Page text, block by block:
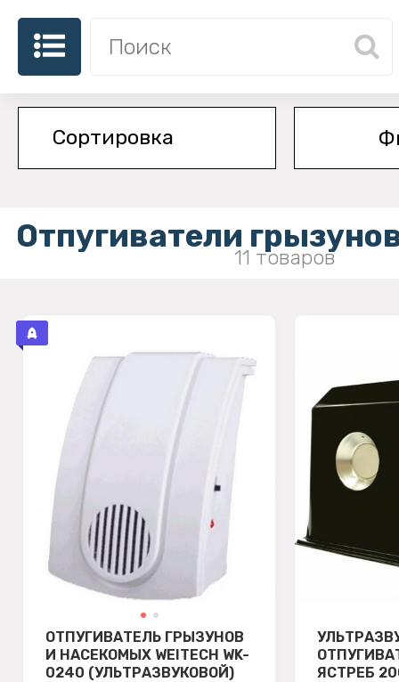
Отпугиватели
11 товаров
ОТПУГИВАТЕЛЬ ГРЫЗУНОВ
И НАСЕКОМЫХ WEITECH WK-
0240 (УЛЬТРАЗВУКОВОЙ)
ЯСТРЕБ